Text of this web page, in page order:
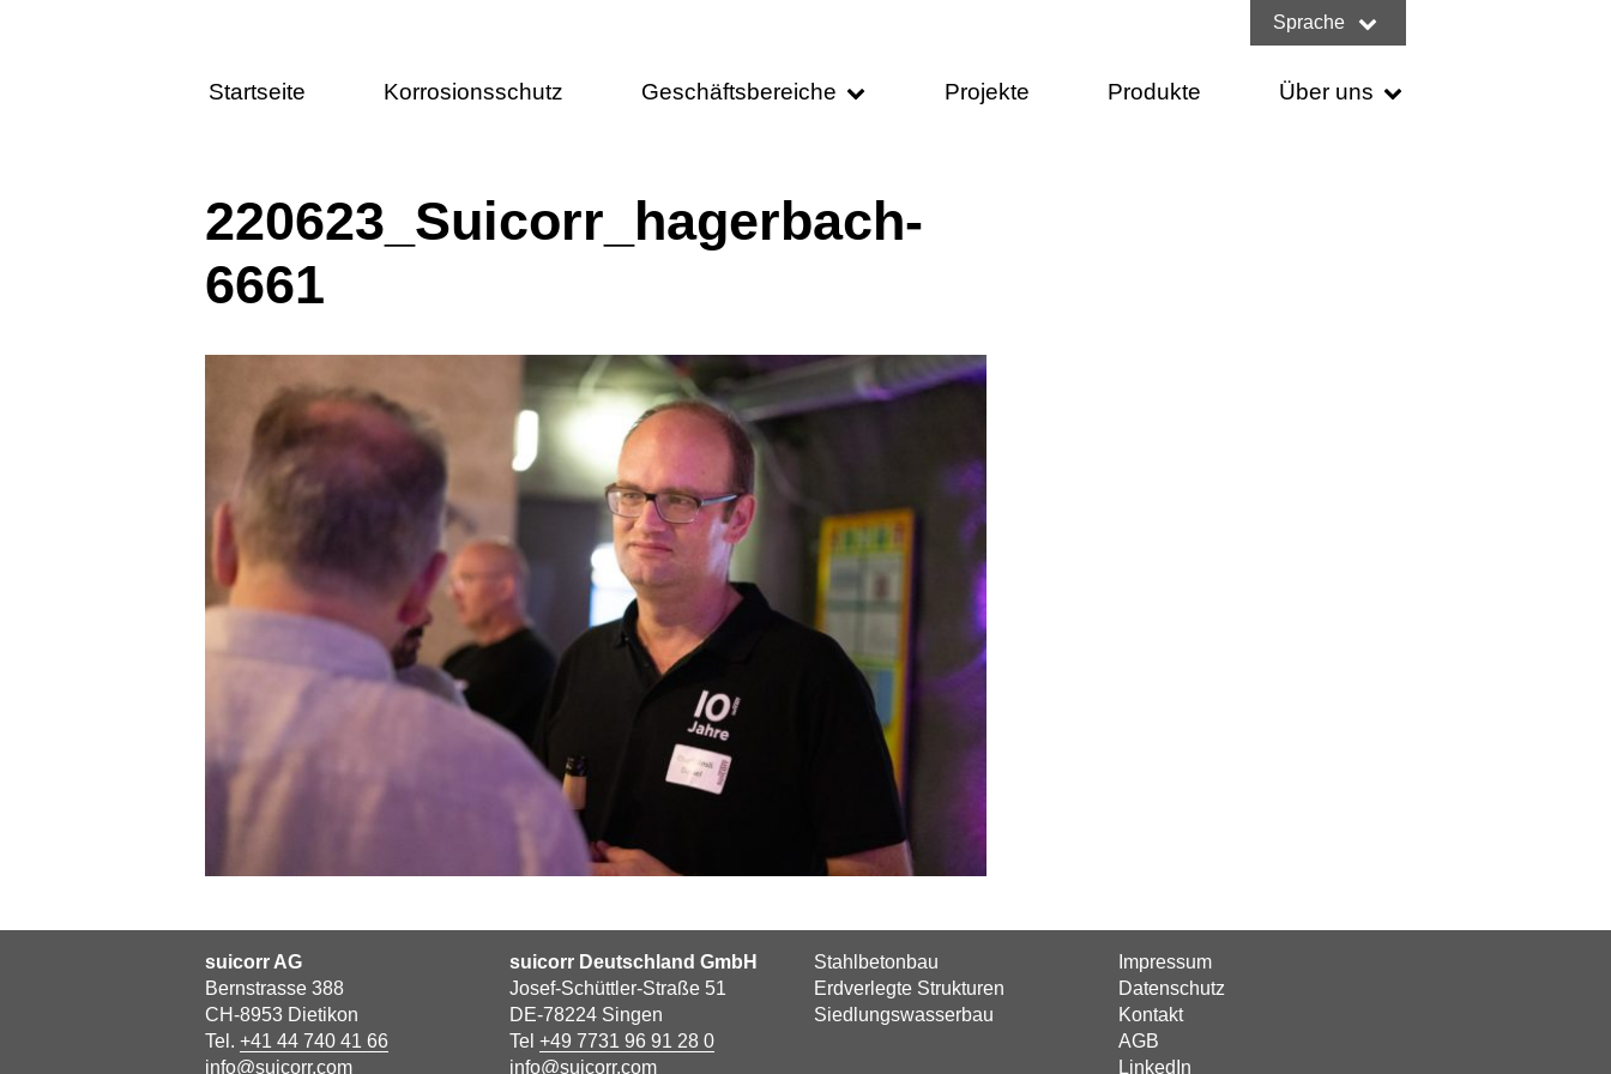
Sprache
Startseite Korrosionsschutz Geschäftsbereiche Projekte Produkte Über uns
220623_Suicorr_hagerbach-
6661
suicorr AG
Bernstrasse 388
CH-8953 Dietikon
Tel. +41 44 740 41 66
info@suicorr.com
suicorr Deutschland GmbH
Josef-Schüttler-Straße 51
DE-78224 Singen
Tel +49 7731 96 91 28 0
info@suicorr.com
Stahlbetonbau
Erdverlegte Strukturen
Siedlungswasserbau
Impressum
Datenschutz
Kontakt
AGB
LinkedIn